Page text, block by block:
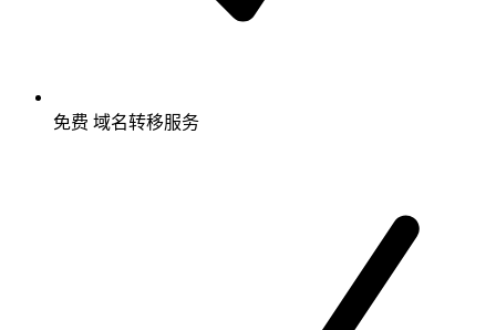
免费 域名转移服务